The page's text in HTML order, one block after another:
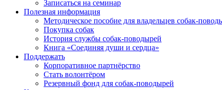
Записаться на семинар
Полезная информация
Методическое пособие для владельцев собак-
Покупка собак
История службы собак-поводырей
Книга «Соединяя души и сердца»
Поддержать
Корпоративное партнёрство
Стать волонтёром
Резервный фонд для собак-поводырей